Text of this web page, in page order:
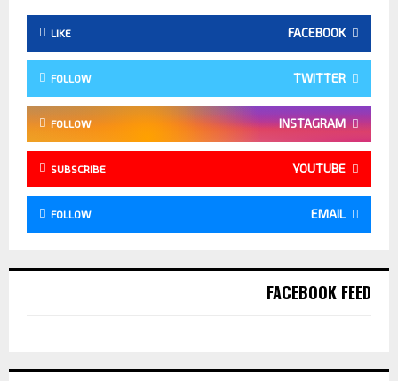
FACEBOOK
LIKE
TWITTER
FOLLOW
INSTAGRAM
FOLLOW
YOUTUBE
SUBSCRIBE
EMAIL
FOLLOW
FACEBOOK FEED